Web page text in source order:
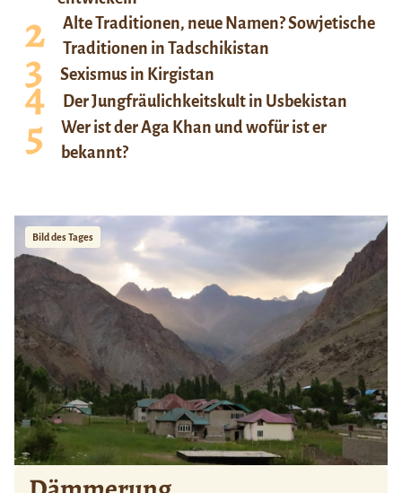
Alte Traditionen, neue Namen? Sowjetische
Traditionen in Tadschikistan
Sexismus in Kirgistan
Der Jungfräulichkeitskult in Usbekistan
Wer ist der Aga Khan und wofür ist er
bekannt?
Bild des Tages